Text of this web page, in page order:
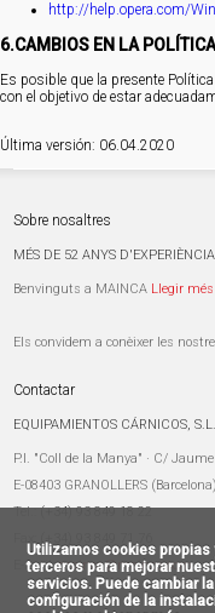
Utilizamos cookies propias
terceros para mejorar
servicios. Puede cambiar la
configuración de la
http://help.opera.com/
6.CAMBIOS EN LA
Es posible que la presente
con el objetivo de estar
Última versión: 06.04.2020
Sobre nosaltres
MÉS DE 52 ANYS
Benvinguts a MAINCA Llegir més
Els convidem a conèixer les
Contactar
EQUIPAMIENTOS CÁRNICOS,
P.I. "Coll de la Manya" · C/
E-08403 GRANOLLERS
Tel.:(+34) 93 849 18 22
(+34) 93 849 71 76
E-mail:mainca@mainca.com